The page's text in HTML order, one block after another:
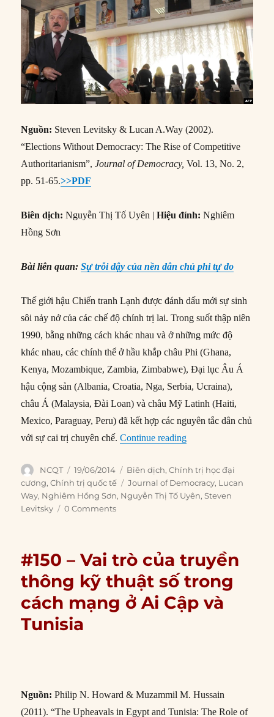
Nguồn: Steven Levitsky & Lucan A.Way (2002).
“Elections Without Democracy: The Rise of Competitive
Authoritarianism”,Journal of Democracy, Vol. 13, No. 2,
pp. 51-65.>>PDF
Biên dịch: Nguyễn Thị Tố Uyên |Hiệu đính: Nghiêm
Hồng Sơn
Bài liên quan:Sự trỗi dậy của nền dân chủ phi tự do
Thế giới hậu Chiến tranh Lạnh được đánh dấu mới sự sinh
sôi nảy nở của các chế độ chính trị lai. Trong suốt thập niên
1990, bằng những cách khác nhau và ở những mức độ
khác nhau, các chính thể ở hầu khắp châu Phi (Ghana,
Kenya, Mozambique, Zambia, Zimbabwe), Đại lục Âu Á
hậu cộng sản (Albania, Croatia, Nga, Serbia, Ucraina),
châu Á (Malaysia, Đài Loan) và châu Mỹ Latinh (Haiti,
Mexico, Paraguay, Peru) đã kết hợp các nguyên tắc dân chủ
với sự cai trị chuyên chế.Continue reading“#174 – Sự trỗi dậy
Author
NCQT
Posted
on
19/06/2014 Categories
Biên dịch,Chính trị học đại
cương,Chính trị quốc tế Tags
Journal of Democracy, Lucan
Way, Nghiêm Hồng Sơn, Nguyễn Thị Tố Uyên,Steven
Levitsky
0 Comments
#150 – Vai trò của truyền
thông kỹ thuật số trong
cách mạng ở Ai Cập và
Tunisia
Nguồn: Philip N. Howard & Muzammil M. Hussain
(2011). “The Upheavals in Egypt and Tunisia: The Role of